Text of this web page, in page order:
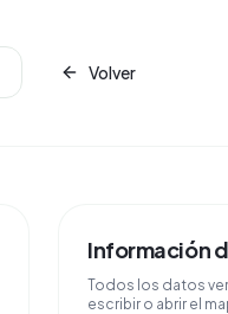
Volver
Información
Todos los datos
escribir o abrir el